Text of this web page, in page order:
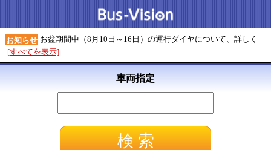
お知らせ お盆期間中（8月10日～16日）の運行ダイヤについて、詳しく
[すべてを表示]
車両指定